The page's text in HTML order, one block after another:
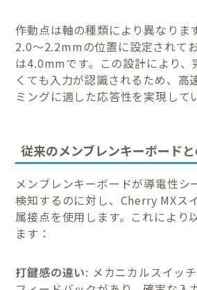
作動点は軸の種類により異なりま
2.0〜2.2mmの位置に設定されて
は4.0mmです。この設計により、
くても入力が認識されるため、高
ミングに適した応答性を実現して
従来のメンブレンキーボード
メンブレンキーボードが導電性シ
検知するのに対し、Cherry MXス
属接点を使用します。これにより
ます：
打鍵感の違い: メカニカルスイッ